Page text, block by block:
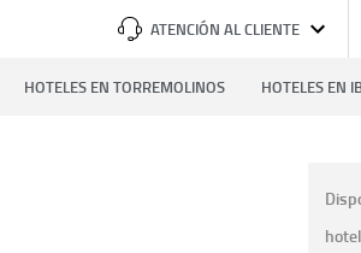
ATENCIÓN AL CLIENTE
HOTELES EN TORREMOLINOS HOTELES EN